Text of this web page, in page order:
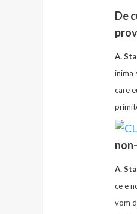
De
A.
inima
care
A.
ce e
vom